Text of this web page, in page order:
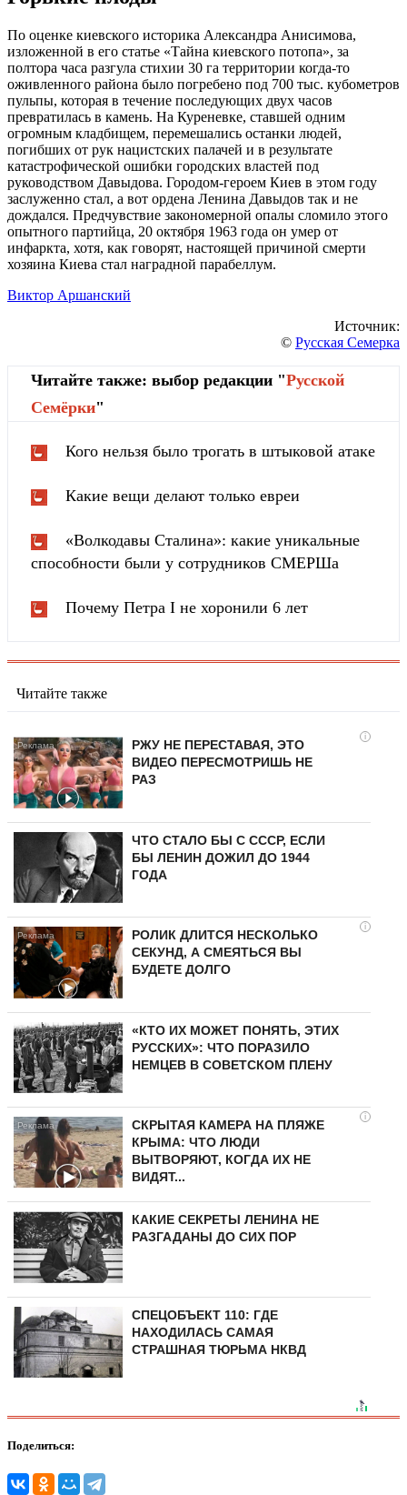
По оценке киевского историка Александра Анисимова,
изложенной в его статье «Тайна киевского потопа», за
полтора часа разгула стихии 30 га территории когда-то
оживленного района было погребено под 700 тыс. кубометров
пульпы, которая в течение последующих двух часов
превратилась в камень. На Куреневке, ставшей одним
огромным кладбищем, перемешались останки людей,
погибших от рук нацистских палачей и в результате
катастрофической ошибки городских властей под
руководством Давыдова. Городом-героем Киев в этом году
заслуженно стал, а вот ордена Ленина Давыдов так и не
дождался. Предчувствие закономерной опалы сломило этого
опытного партийца, 20 октября 1963 года он умер от
инфаркта, хотя, как говорят, настоящей причиной смерти
хозяина Киева стал наградной парабеллум.
Виктор Аршанский
Источник:
© Русская Семерка
Читайте также: выбор редакции "Русской
Cемёрки"
Кого нельзя было трогать в штыковой атаке
Какие вещи делают только евреи
«Волкодавы Сталина»: какие уникальные
способности были у сотрудников СМЕРШа
Почему Петра I не хоронили 6 лет
Читайте также
i
РЖУ НЕ ПЕРЕСТАВАЯ, ЭТО
ВИДЕО ПЕРЕСМОТРИШЬ НЕ
РАЗ
ЧТО СТАЛО БЫ С СССР, ЕСЛИ
БЫ ЛЕНИН ДОЖИЛ ДО 1944
ГОДА
i
РОЛИК ДЛИТСЯ НЕСКОЛЬКО
СЕКУНД, А СМЕЯТЬСЯ ВЫ
БУДЕТЕ ДОЛГО
«КТО ИХ МОЖЕТ ПОНЯТЬ, ЭТИХ
РУССКИХ»: ЧТО ПОРАЗИЛО
НЕМЦЕВ В СОВЕТСКОМ ПЛЕНУ
i
СКРЫТАЯ КАМЕРА НА ПЛЯЖЕ
КРЫМА: ЧТО ЛЮДИ
ВЫТВОРЯЮТ, КОГДА ИХ НЕ
ВИДЯТ...
КАКИЕ СЕКРЕТЫ ЛЕНИНА НЕ
РАЗГАДАНЫ ДО СИХ ПОР
СПЕЦОБЪЕКТ 110: ГДЕ
НАХОДИЛАСЬ САМАЯ
СТРАШНАЯ ТЮРЬМА НКВД
Поделиться: